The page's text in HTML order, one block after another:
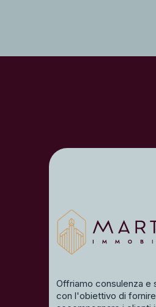
Offriamo consulenza e
con l'obiettivo di